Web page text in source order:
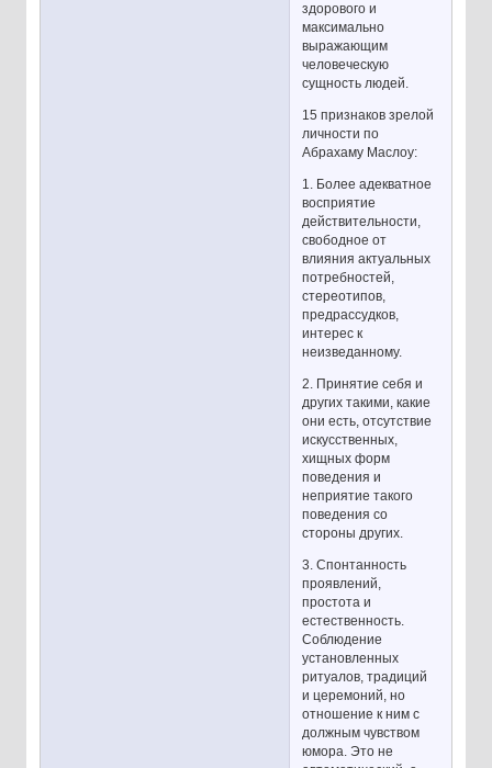
здорового и
максимально
выражающим
человеческую
сущность людей.
15 признаков зрелой
личности по
Абрахаму Маслоу:
1. Более адекватное
восприятие
действительности,
свободное от
влияния актуальных
потребностей,
стереотипов,
предрассудков,
интерес к
неизведанному.
2. Принятие себя и
других такими, какие
они есть, отсутствие
искусственных,
хищных форм
поведения и
неприятие такого
поведения со
стороны других.
3. Спонтанность
проявлений,
простота и
естественность.
Соблюдение
установленных
ритуалов, традиций
и церемоний, но
отношение к ним с
должным чувством
юмора. Это не